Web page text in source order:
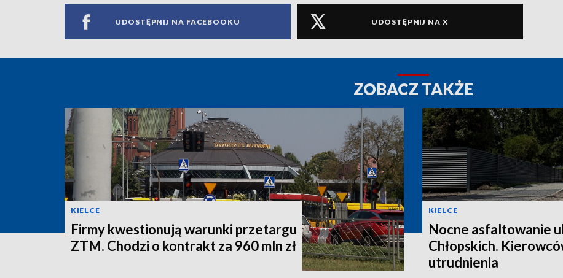
UDOSTĘPNIJ NA FACEBOOKU UDOSTĘPNIJ NA X
ZOBACZ TAKŻE
KIELCE
Firmy kwestionują warunki przetargu
ZTM. Chodzi o kontrakt za 960 mln zł
KIELCE
Nocne asfaltowanie
Chłopskich.
utrudnienia